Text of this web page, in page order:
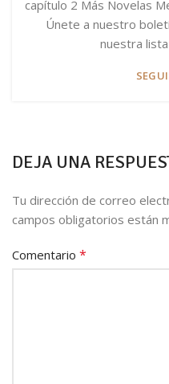
capítulo 2 Más Novelas
Únete a nuestro
nuestra
DEJA UNA
Tu dirección de correo
campos obligatorios están
Comentario *